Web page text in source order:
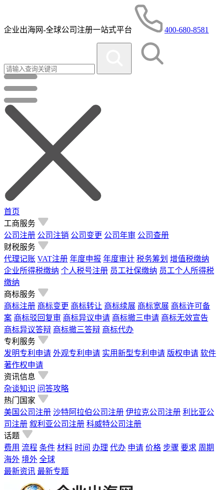
企业出海网-全球公司注册一站式平台 400-680-8581
首页
工商服务
公司注册 公司注销 公司变更 公司年审 公司查册
财税服务
代理记账 VAT注册 年度申报 年度审计 税务筹划 增值税缴纳
企业所得税缴纳 个人税号注册 员工社保缴纳 员工个人所得税
缴纳
商标服务
商标注册 商标变更 商标转让 商标续展 商标宽展 商标许可备
案 商标驳回复审 商标异议申请 商标撤三申请 商标无效宣告
商标异议答辩 商标撤三答辩 商标代办
专利服务
发明专利申请 外观专利申请 实用新型专利申请 版权申请 软件
著作权申请
资讯信息
杂谈知识 问答攻略
热门国家
美国公司注册 沙特阿拉伯公司注册 伊拉克公司注册 利比亚公
司注册 叙利亚公司注册 科威特公司注册
话题
费用 流程 条件 材料 时间 办理 代办 申请 价格 步骤 要求 周期
海外 境外 全球
最新资讯 最新专题